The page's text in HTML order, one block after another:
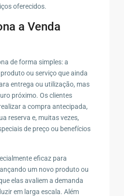
oferecidos.
a Venda
de forma simples: a
ou serviço que ainda
entrega ou utilização, mas
próximo. Os clientes
a compra antecipada,
reserva e, muitas vezes,
de preço ou benefícios
eficaz para
um novo produto ou
elas avaliem a demanda
em larga escala. Além